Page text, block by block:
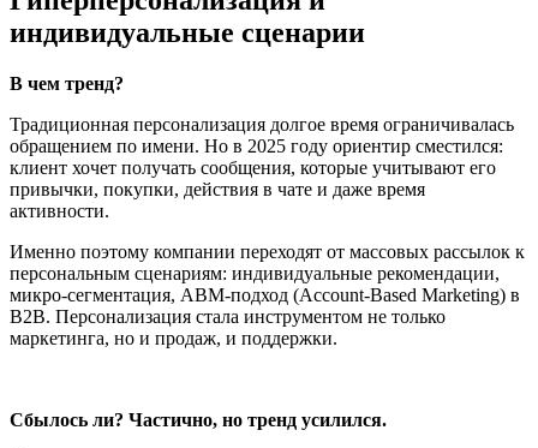
индивидуальные сценарии
В чем тренд?
Традиционная персонализация долгое время ограничивалась
обращением по имени. Но в 2025 году ориентир сместился:
клиент хочет получать сообщения, которые учитывают его
привычки, покупки, действия в чате и даже время
активности.
Именно поэтому компании переходят от массовых рассылок к
персональным сценариям: индивидуальные рекомендации,
микро-сегментация, ABM-подход (Account-Based Marketing) в
B2B. Персонализация стала инструментом не только
маркетинга, но и продаж, и поддержки.
Сбылось ли? Частично, но тренд усилился.